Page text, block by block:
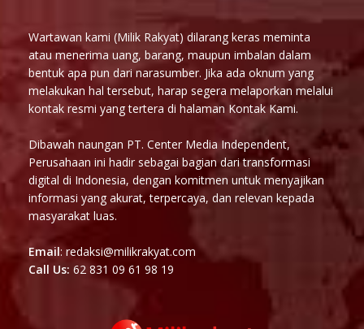
Wartawan kami (Milik Rakyat) dilarang keras meminta
atau menerima uang, barang, maupun imbalan dalam
bentuk apa pun dari narasumber. Jika ada oknum yang
melakukan hal tersebut, harap segera melaporkan melalui
kontak resmi yang tertera di halaman Kontak Kami.
Dibawah naungan PT. Center Media Independent,
Perusahaan ini hadir sebagai bagian dari transformasi
digital di Indonesia, dengan komitmen untuk menyajikan
informasi yang akurat, terpercaya, dan relevan kepada
masyarakat luas.
Email: redaksi@milikrakyat.com
Call Us: 62 831 09 61 98 19